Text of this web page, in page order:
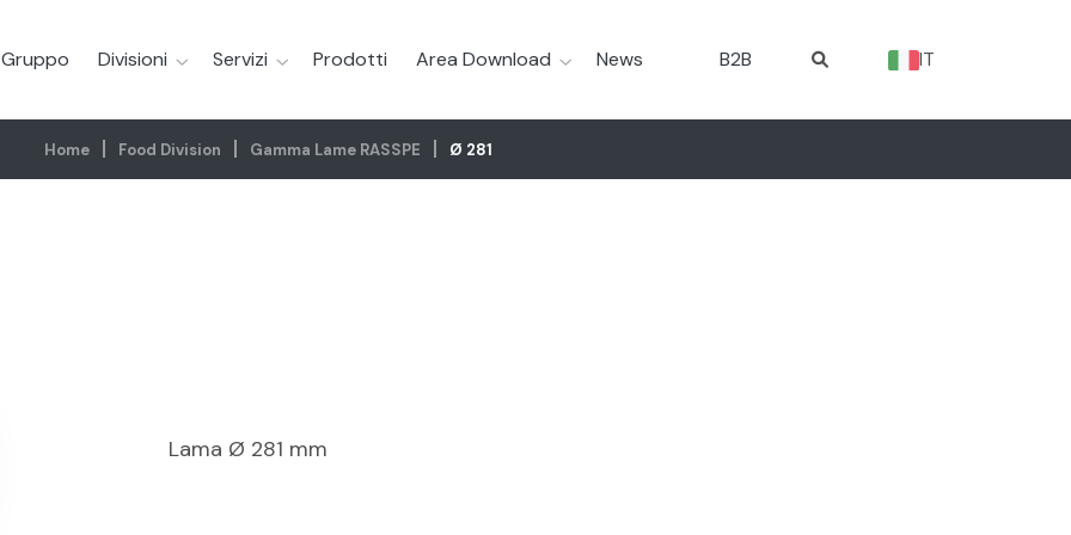
Divisioni Servizi Prodotti Area Download News B2B IT
Home Food Division Gamma Lame RASSPE Ø 281
Lama Ø 281 mm